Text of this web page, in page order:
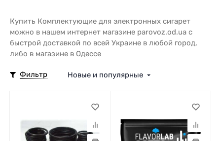
Купить Комплектующие для электронных сигарет
можно в нашем интернет магазине parovoz.od.ua с
быстрой доставкой по всей Украине в любой город,
либо в магазине в Одессе
Фильтр Новые и популярные